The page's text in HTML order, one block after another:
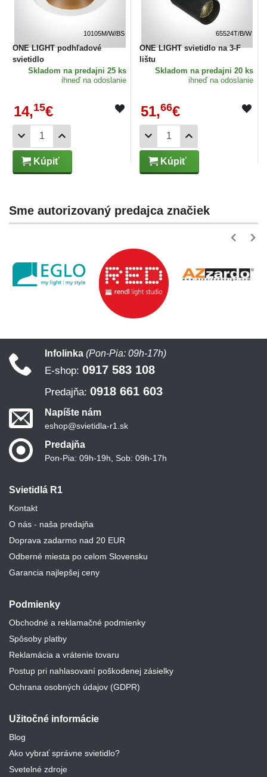
10105M/W/BS
ONE LIGHT podhľadové
svietidlo
Skladom na predajni 25 ks
ihneď na odoslanie
14,15€
Kúpiť
65524T/B/W
ONE LIGHT svietidlo na 3-F
lištu
Skladom na predajni 20 ks
ihneď na odoslanie
51,66€
Kúpiť
Sme autorizovaný predajca značiek
Svietidlá R1
Kontakt
O nás - naša predajňa
Doprava zadarmo nad 20 EUR
Odberné miesta po celom Slovensku
Garancia najlepšej ceny
Podmienky
Obchodné a reklamačné podmienky
Spôsoby platby
Reklamácia a vrátenie tovaru
Postup pri nahlasovaní poškodenej zásielky
Ochrana osobných údajov (GDPR)
Užitočné informácie
Blog
Ako vybrať správne svietidlo?
Svetelné zdroje
Infolinka (Pon-Pia: 09h-17h)
E-shop: 0917 583 108
Predajňa: 0918 661 603
Napíšte nám
eshop@svietidla-r1.sk
Predajňa
Pon-Pia: 09h-19h, Sob: 09h-17h